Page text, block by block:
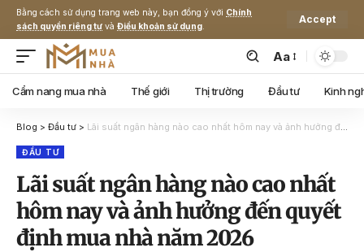
Bằng cách sử dụng trang web này, bạn đồng ý với Chính
sách quyền riêng tư và Điều khoản sử dụng.
Accept
Aa
Cẩm nang mua nhà Thế giới Thị trường Đầu tư Kinh
Blog > Đầu tư > Lãi suất ngân hàng nào cao nhất hôm nay và ảnh hưởng đến quyết định mua nhà năm 2026
ĐẦU TƯ
Lãi suất ngân hàng nào cao nhất
hôm nay và ảnh hưởng đến quyết
định mua nhà năm 2026